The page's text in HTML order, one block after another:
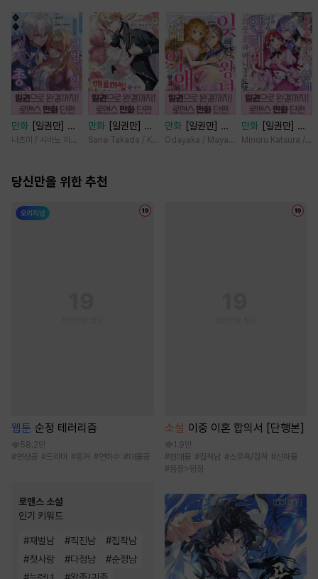
만화
[일권만] 모
든 것을 포기한 평
는다 [단행본]
나츠미 / 시바노 이즈미
만화
[일권만] 매
료 마법에 걸린 척
사랑꾼이 되었습니
Sane Takada / Koki Fuyutsuki
만화
[일권만] 잊
혀진 왕녀지만 정
Odayaka / Maya Koike
만화
[일권만] 기
억상실 악역 영애
Minoru Katsura /
당신만을 위한 추천
웹툰 순정 테러리즘
58.2만
#연상공 #드라마 #동거 #연하수 #대물공
로맨스 소설
인기 키워드
#재벌남 #직진남 #집착남
#첫사랑 #다정남 #순정남
소설 이중 이혼 합의서 [단행본]
1.9만
#현대물 #집착남 #소유욕/집착 #신파물
#몸정>맘정